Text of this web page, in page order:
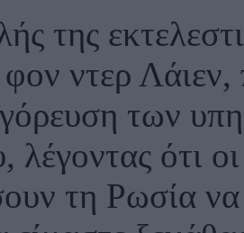
της
ντερ Λάιεν,
των
λέγοντας ότι
τη Ρωσία